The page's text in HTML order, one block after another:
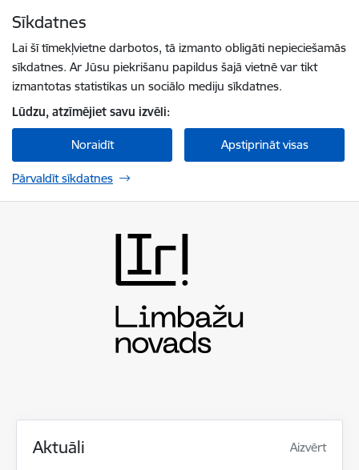
Sīkdatnes
Lai šī tīmekļvietne darbotos, tā izmanto obligāti nepieciešamās
sīkdatnes. Ar Jūsu piekrišanu papildus šajā vietnē var tikt
izmantotas statistikas un sociālo mediju sīkdatnes.
Lūdzu, atzīmējiet savu izvēli:
Noraidīt Apstiprināt visas
Pārvaldīt sīkdatnes
Aktuāli Aizvērt